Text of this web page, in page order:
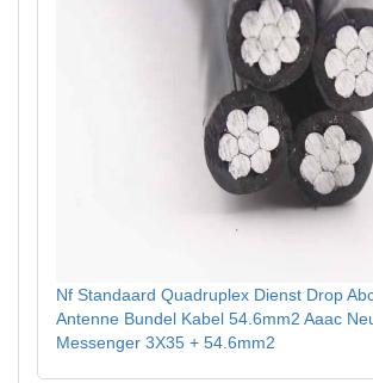
Nf Standaard Quadruplex Dienst Drop
Antenne Bundel Kabel 54.6mm2 Aaac
Messenger 3X35 + 54.6mm2